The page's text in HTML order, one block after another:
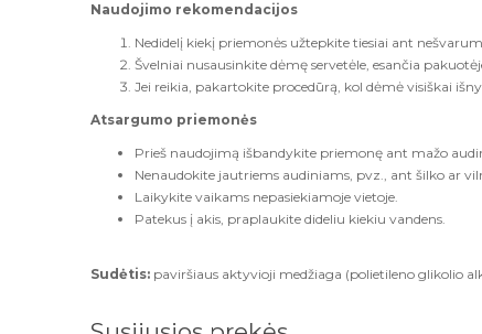
Naudojimo rekomendacijos
Nedidelį kiekį priemonės užtepkite tiesiai ant
Švelniai nusausinkite dėmę servetėle, esančia
Jei reikia, pakartokite procedūrą, kol dėmė visiškai
Atsargumo priemonės
Prieš naudojimą išbandykite priemonę ant mažo
Nenaudokite jautriems audiniams, pvz., ant šilko ar
Laikykite vaikams nepasiekiamoje vietoje.
Patekus į akis, praplaukite dideliu kiekiu vandens.
Sudėtis: paviršiaus aktyvioji medžiaga (polietileno glikolio